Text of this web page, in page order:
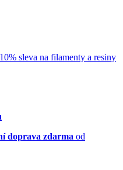
sleva na filamenty a resiny
doprava zdarma od